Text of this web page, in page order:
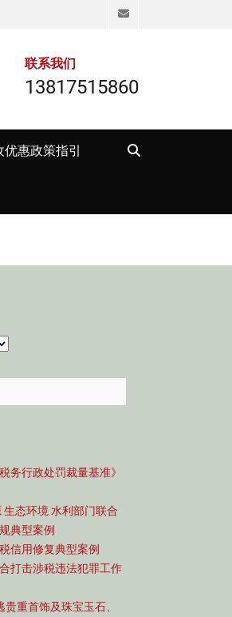
Email
联系我们
13817515860
优惠政策指引
务行政处罚裁量基准》
态环境 水利部门联合
典型案例
信用修复典型案例
打击涉税违法犯罪工作
重首饰及珠宝玉石、